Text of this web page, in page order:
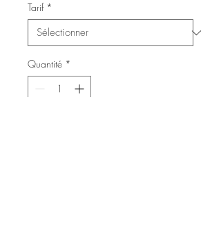
Tarif *
Quantité *